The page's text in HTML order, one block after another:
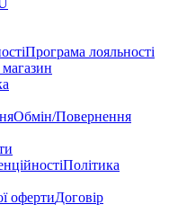
Програма лояльності
Обмін/Повернення
Політика
Договір